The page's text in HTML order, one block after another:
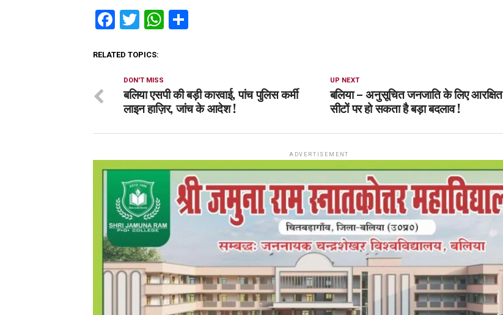
Facebook
TwitterWhatsApp
RELATED TOPICS:
UP NEXT
बलिया – अनुसूचित जनजाति के लिए आरक्षित
सीटों पर हो सकता है बड़ा बदलाव !
DON'T MISS
बलिया एसपी की बड़ी कारवाई, पांच पुलिस कर्मी
लाइन हाज़िर, जांच के आदेश !
ADVERTISEMENT